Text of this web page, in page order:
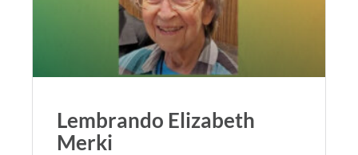
Lembrando Elizabeth
Merki